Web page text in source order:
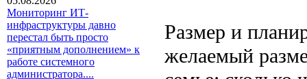
Мониторинг ИТ-
инфраструктуры давно
перестал быть просто
«приятным дополнением» к
работе системного
администратора....
Размер и
желаемый